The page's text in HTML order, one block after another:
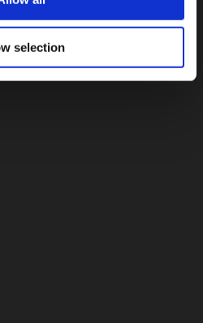
selection